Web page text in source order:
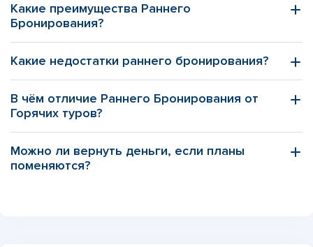
Какие преимущества Раннего
Бронирования?
Какие недостатки раннего бронирования?
В чём отличие Раннего Бронирования от
Горячих туров?
Можно ли вернуть деньги, если планы
поменяются?